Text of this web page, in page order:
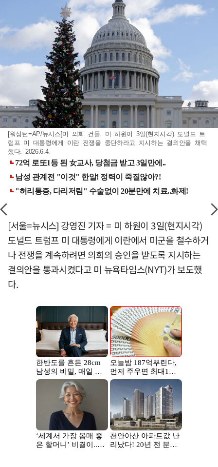
[워싱턴=AP/뉴시스]미 의회 건물. 미 하원이 3일(현지시각) 도널드 트
럼프 미 대통령에게 이란 전쟁을 중단하라고 지시하는 결의안을 채택
했다. 2026.6.4.
[서울=뉴시스] 강영진 기자 = 미 하원이 3일(현지시각)
도널드 트럼프 미 대통령에게 이란에서 미군을 철수하거
나 전쟁을 계속하려면 의회의 승인을 받도록 지시하는
결의안을 통과시켰다고 미 뉴욕타임스(NYT)가 보도했
다.